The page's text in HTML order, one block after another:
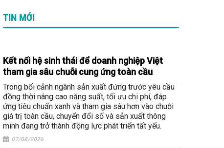
TIN MỚI
Kết nối hệ sinh thái để doanh nghiệp Việt
tham gia sâu chuỗi cung ứng toàn cầu
Trong bối cảnh ngành sản xuất đứng trước yêu cầu
đồng thời nâng cao năng suất, tối ưu chi phí, đáp
ứng tiêu chuẩn xanh và tham gia sâu hơn vào chuỗi
giá trị toàn cầu, chuyển đổi số và sản xuất thông
minh đang trở thành động lực phát triển tất yếu.
07/08/2026